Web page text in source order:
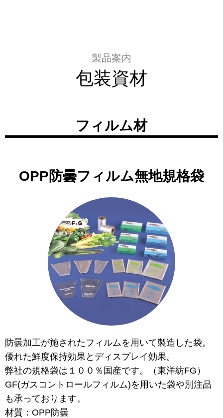
製品案内
包装資材
フィルム材
OPP防曇フィルム無地規格袋
防曇加工が施されたフィルムを用いて製造した袋。
優れた鮮度保持効果とディスプレイ効果。
弊社の規格袋は１００％国産です。（東洋紡FG）
GF(ガスコントロールフィルム)を用いた袋や別注品
も承っております。
材質：OPP防曇